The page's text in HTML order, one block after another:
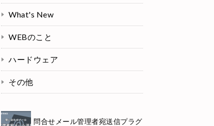
What's New
WEBのこと
ハードウェア
その他
問合せメール管理者宛送信プラグ